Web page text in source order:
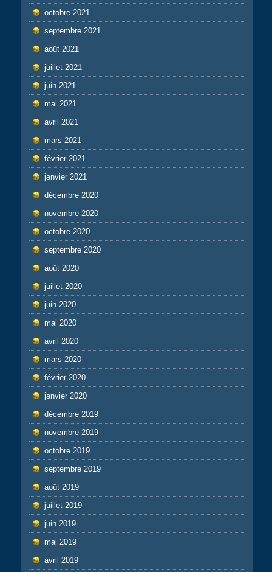
octobre 2021
septembre 2021
août 2021
juillet 2021
juin 2021
mai 2021
avril 2021
mars 2021
février 2021
janvier 2021
décembre 2020
novembre 2020
octobre 2020
septembre 2020
août 2020
juillet 2020
juin 2020
mai 2020
avril 2020
mars 2020
février 2020
janvier 2020
décembre 2019
novembre 2019
octobre 2019
septembre 2019
août 2019
juillet 2019
juin 2019
mai 2019
avril 2019